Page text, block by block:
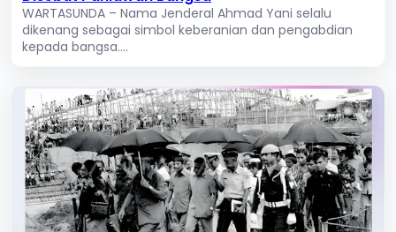
WARTASUNDA – Nama Jenderal Ahmad Yani selalu
dikenang sebagai simbol keberanian dan pengabdian
kepada bangsa....